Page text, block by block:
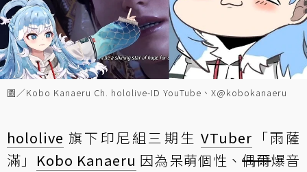
圖／Kobo Kanaeru Ch. hololive-ID YouTube、X@kobokanaeru
hololive 旗下印尼組三期生VTuber 「雨薩
滿」 Kobo Kanaeru 因為呆萌個性、偶爾爆音